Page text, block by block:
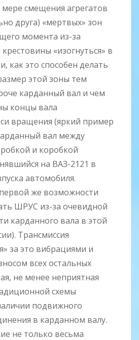
смещения агрегатов
друга) «мертвых» зон
момента из-за
«изогнуться» в
как это способен делать
этой зоны тем
карданный вал и чем
концы вала
вращения (яркий пример
вал между
и коробкой
на ВАЗ-2121 в
автомобиля.
же возможности
ШРУС из-за очевидной
карданного вала в этой
Трансмиссия
за это вибрациями и
всех остальных
не менее неприятная
схемы
подвижного
в карданном валу.
не только весьма